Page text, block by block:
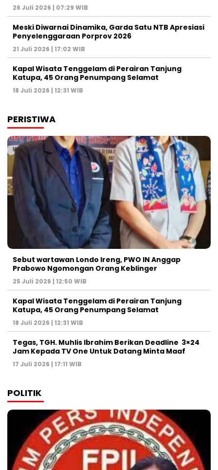
26 Juli 2026 | 07:29 WIB
Meski Diwarnai Dinamika, Garda Satu NTB Apresiasi
Penyelenggaraan Porprov 2026 ‎
21 Juli 2026 | 17:02 WIB
Kapal Wisata Tenggelam di Perairan Tanjung
Katupa, 45 Orang Penumpang Selamat
18 Juli 2026 | 12:31 WIB
PERISTIWA
Sebut wartawan Londo Ireng, PWO IN Anggap
Prabowo Ngomongan Orang Keblinger
25 Juli 2026 | 12:50 WIB
Kapal Wisata Tenggelam di Perairan Tanjung
Katupa, 45 Orang Penumpang Selamat
18 Juli 2026 | 12:31 WIB
Tegas, TGH. Muhlis Ibrahim Berikan Deadline 3×24
Jam Kepada TV One Untuk Datang Minta Maaf
17 Juli 2026 | 17:11 WIB
POLITIK